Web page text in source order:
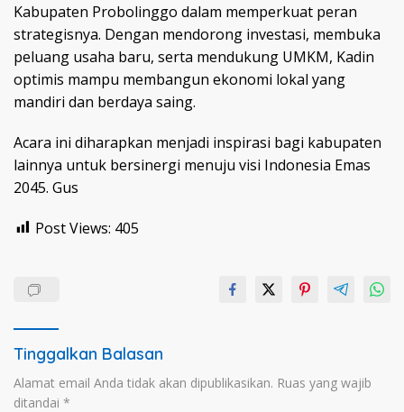
Kabupaten Probolinggo dalam memperkuat peran
strategisnya. Dengan mendorong investasi, membuka
peluang usaha baru, serta mendukung UMKM, Kadin
optimis mampu membangun ekonomi lokal yang
mandiri dan berdaya saing.
Acara ini diharapkan menjadi inspirasi bagi kabupaten
lainnya untuk bersinergi menuju visi Indonesia Emas
2045. Gus
Post Views: 405
Tinggalkan Balasan
Alamat email Anda tidak akan dipublikasikan. Ruas yang wajib
ditandai *